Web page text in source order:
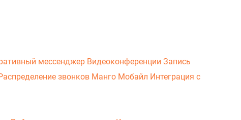
мессенджер Видеоконференции Запись
звонков Манго Мобайл Интеграция с